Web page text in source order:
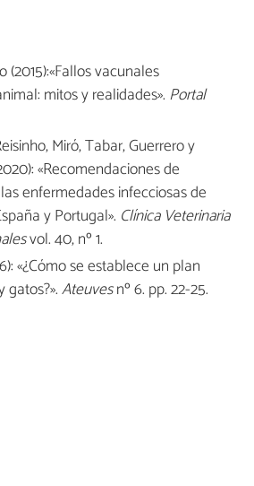
(2015):«Fallos vacunales
mitos y realidades». Portal
Miró, Tabar, Guerrero y
«Recomendaciones de
enfermedades infecciosas de
y Portugal». Clínica Veterinaria
vol. 40, nº 1.
«¿Cómo se establece un plan
Ateuvesnº 6. pp. 22-25.